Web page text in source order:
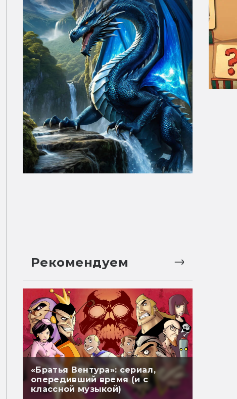
Рекомендуем
«Братья Вентура»: сериал,
опередивший время (и с
классной музыкой)